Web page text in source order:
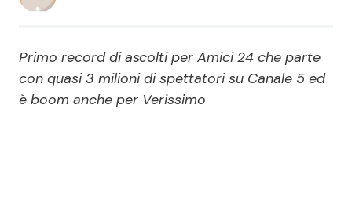
Economia
Persone Scomparse
Politica
Programmi TV
Reality e Talent
Primo record di ascolti per Amici 24 che parte
con quasi 3 milioni di spettatori su Canale 5 ed
è boom anche per Verissimo